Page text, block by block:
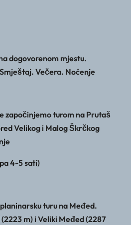
dogovorenom mjestu.
Večera. Noćenje
započinjemo turom na Prutaš
Velikog i Malog Škrčkog
4-5 sati)
turu na Međed.
m) i Veliki Međed (2287